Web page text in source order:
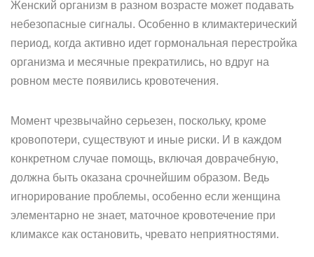
Женский организм в разном возрасте может подавать
небезопасные сигналы. Особенно в климактерический
период, когда активно идет гормональная перестройка
организма и месячные прекратились, но вдруг на
ровном месте появились кровотечения.
Момент чрезвычайно серьезен, поскольку, кроме
кровопотери, существуют и иные риски. И в каждом
конкретном случае помощь, включая доврачебную,
должна быть оказана срочнейшим образом. Ведь
игнорирование проблемы, особенно если женщина
элементарно не знает, маточное кровотечение при
климаксе как остановить, чревато неприятностями.